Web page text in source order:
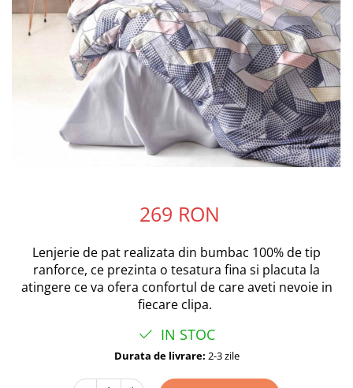
269 RON
Lenjerie de pat realizata din bumbac 100% de tip
ranforce, ce prezinta o tesatura fina si placuta la
atingere ce va ofera confortul de care aveti nevoie in
fiecare clipa.
IN STOC
Durata de livrare: 2-3 zile